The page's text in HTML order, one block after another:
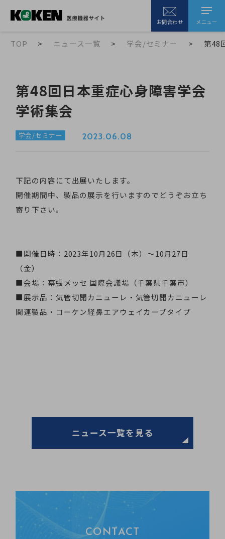
お問合わせ メニュー
TOP ニュース一覧 学会/セミナー 第48
第48回日本重症心身障害学会
学術集会
学会/セミナー 2023.06.08
下記の内容にて出展いたします。
開催期間中、製品の展示を行いますのでどうぞお立ち
寄り下さい。
■開催日時：2023年10月26日（木）～10月27日
（金）
■会場：幕張メッセ 国際会議場（千葉県千葉市）
■展示品：気管切開カニューレ・気管切開カニューレ
関連製品・コーケン経鼻エアウェイカーブタイプ
ニュース一覧を見る
CONTACT